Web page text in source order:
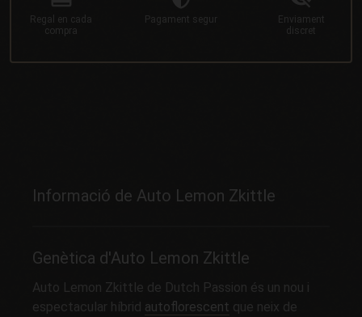
Regal en cada
compra
Pagament segur
Enviament
discret
Informació de Auto Lemon Zkittle
Genètica d'Auto Lemon Zkittle
Auto Lemon Zkittle de Dutch Passion és un nou i
espectacular híbrid autoflorescent que neix de